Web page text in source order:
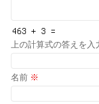
上の計算式の答えを
名前 ※